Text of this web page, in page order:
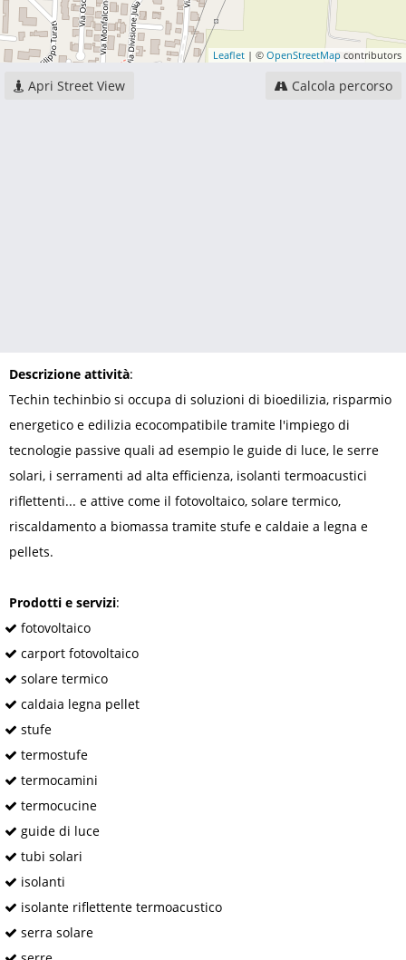
Leaflet | © OpenStreetMap contributors
Apri Street View Calcola percorso
Descrizione attività:
Techin techinbio si occupa di soluzioni di bioedilizia, risparmio
energetico e edilizia ecocompatibile tramite l'impiego di
tecnologie passive quali ad esempio le guide di luce, le serre
solari, i serramenti ad alta efficienza, isolanti termoacustici
riflettenti... e attive come il fotovoltaico, solare termico,
riscaldamento a biomassa tramite stufe e caldaie a legna e
pellets.
Prodotti e servizi:
fotovoltaico
carport fotovoltaico
solare termico
caldaia legna pellet
stufe
termostufe
termocamini
termocucine
guide di luce
tubi solari
isolanti
isolante riflettente termoacustico
serra solare